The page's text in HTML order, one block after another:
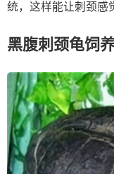
统，这样能让刺颈感
黑腹刺颈龟饲